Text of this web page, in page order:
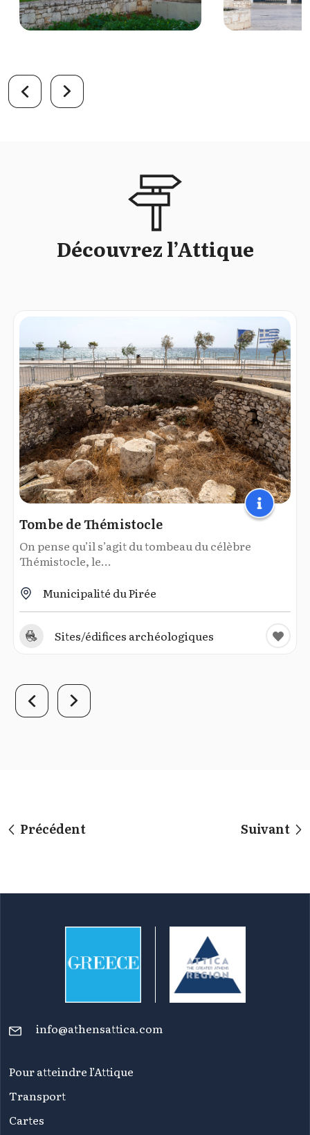
Découvrez l’Attique
Tombe de Thémistocle
On pense qu’il s’agit du tombeau du célèbre
Thémistocle, le...
Municipalité du Pirée
Sites/édifices archéologiques
Précédent Suivant
info@athensattica.com
Pour atteindre l’Attique
Transport
Cartes